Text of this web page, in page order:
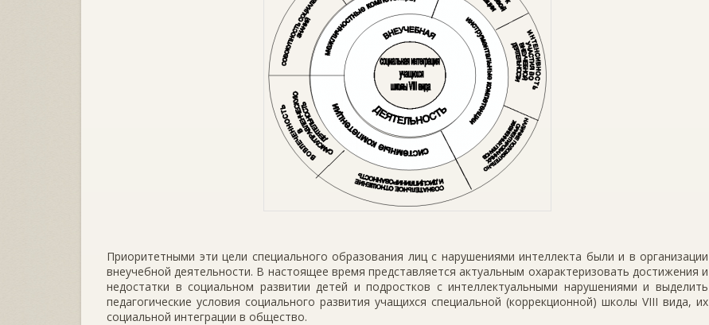
Приоритетными эти цели специального образования лиц с нарушениями интеллекта были и в организации
внеучебной деятельности. В настоящее время представляется актуальным охарактеризовать достижения и
недостатки в социальном развитии детей и подростков с интеллектуальными нарушениями и выделить
педагогические условия социального развития учащихся специальной (коррекционной) школы VIII вида, их
социальной интеграции в общество.